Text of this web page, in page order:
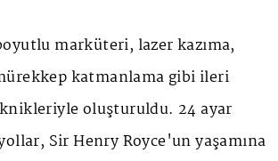
marküteri, lazer kazıma,
katmanlama gibi ileri
oluşturuldu. 24 ayar
Sir Henry Royce'un yaşamına